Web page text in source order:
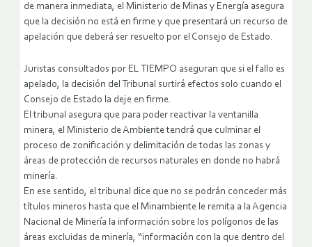
de manera inmediata, el Ministerio de Minas y Energía asegura
que la decisión no está en firme y que presentará un recurso de
apelación que deberá ser resuelto por el Consejo de Estado.
Juristas consultados por EL TIEMPO aseguran que si el fallo es
apelado, la decisión del Tribunal surtirá efectos solo cuando el
Consejo de Estado la deje en firme.
El tribunal asegura que para poder reactivar la ventanilla
minera, el Ministerio de Ambiente tendrá que culminar el
proceso de zonificación y delimitación de todas las zonas y
áreas de protección de recursos naturales en donde no habrá
minería.
En ese sentido, el tribunal dice que no se podrán conceder más
títulos mineros hasta que el Minambiente le remita a la Agencia
Nacional de Minería la información sobre los polígonos de las
áreas excluidas de minería, “información con la que dentro del